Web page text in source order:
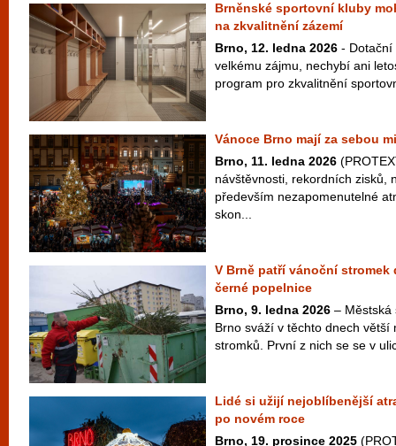
Brněnské sportovní kluby
na zkvalitnění zázemí
Brno, 12. ledna 2026 - Dotační
velkému zájmu, nechybí ani
program pro zkvalitnění
Vánoce Brno mají za sebou
Brno, 11. ledna 2026
návštěvnosti, rekordních zisků,
především nezapomenutelné
skon...
V Brně patří vánoční
černé popelnice
Brno, 9. ledna 2026 – Městská
Brno sváží v těchto dnech větší
stromků. První z nich se se v
Lidé si užijí nejoblíbenější
po novém roce
Brno, 19. prosince 2025